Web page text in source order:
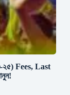
২৫) Fees, Last